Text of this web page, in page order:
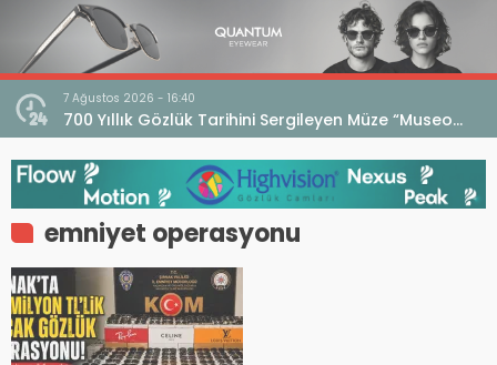
7 Ağustos 2026 - 16:40
700 Yıllık Gözlük Tarihini Sergileyen Müze “Museo
dell’Occhiale”
emniyet operasyonu